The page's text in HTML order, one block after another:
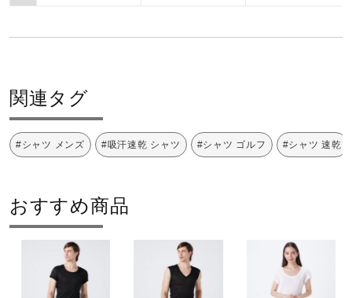
関連タグ
#シャツ メンズ #吸汗速乾 シャツ #シャツ ゴルフ #シャツ 速乾
おすすめ商品